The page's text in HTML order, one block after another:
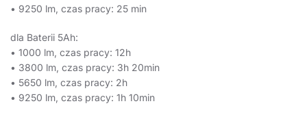
• 9250 lm, czas pracy: 25 min
dla Baterii 5Ah:
• 1000 lm, czas pracy: 12h
• 3800 lm, czas pracy: 3h 20min
• 5650 lm, czas pracy: 2h
• 9250 lm, czas pracy: 1h 10min